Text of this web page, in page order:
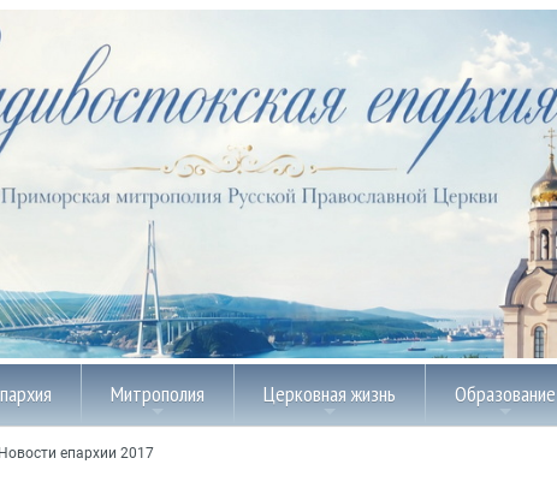
Митрополия Церковная жизнь Образование
Новости епархии 2017